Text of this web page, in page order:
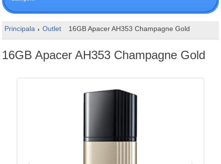
Principala Outlet 16GB Apacer AH353 Champagne Gold
16GB Apacer AH353 Champagne Gold